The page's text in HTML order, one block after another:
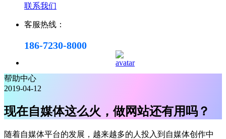
联系我们
客服热线：
186-7230-8000
帮助中心
2019-04-12
现在自媒体这么火，做网站还有用吗？
随着自媒体平台的发展，越来越多的人投入到自媒体创作中